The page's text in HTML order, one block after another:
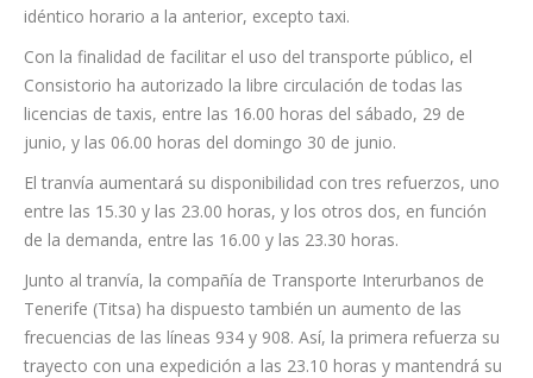
idéntico horario a la anterior, excepto taxi.
Con la finalidad de facilitar el uso del transporte público, el
Consistorio ha autorizado la libre circulación de todas las
licencias de taxis, entre las 16.00 horas del sábado, 29 de
junio, y las 06.00 horas del domingo 30 de junio.
El tranvía aumentará su disponibilidad con tres refuerzos, uno
entre las 15.30 y las 23.00 horas, y los otros dos, en función
de la demanda, entre las 16.00 y las 23.30 horas.
Junto al tranvía, la compañía de Transporte Interurbanos de
Tenerife (Titsa) ha dispuesto también un aumento de las
frecuencias de las líneas 934 y 908. Así, la primera refuerza su
trayecto con una expedición a las 23.10 horas y mantendrá su